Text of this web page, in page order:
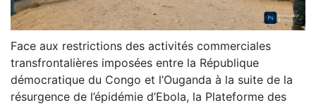
Face aux restrictions des activités commerciales
transfrontalières imposées entre la République
démocratique du Congo et l’Ouganda à la suite de la
résurgence de l’épidémie d’Ebola, la Plateforme des